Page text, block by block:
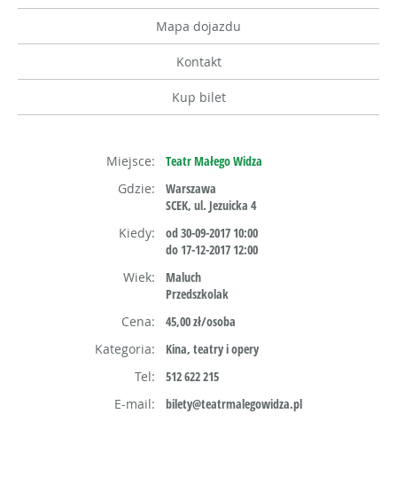
Mapa dojazdu
Kontakt
Kup bilet
Miejsce:
Teatr Małego Widza
Gdzie:
Warszawa
SCEK, ul. Jezuicka 4
Kiedy:
od 30-09-2017 10:00
do 17-12-2017 12:00
Wiek:
Maluch
Przedszkolak
Cena:
45,00 zł/osoba
Kategoria:
Kina, teatry i opery
Tel:
512 622 215
E-mail:
bilety@teatrmalegowidza.pl